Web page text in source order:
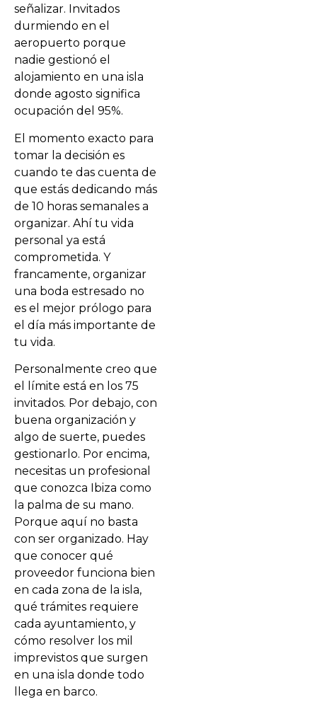
señalizar. Invitados
durmiendo en el
aeropuerto porque
nadie gestionó el
alojamiento en una isla
donde agosto significa
ocupación del 95%.
El momento exacto para
tomar la decisión es
cuando te das cuenta de
que estás dedicando más
de 10 horas semanales a
organizar. Ahí tu vida
personal ya está
comprometida. Y
francamente, organizar
una boda estresado no
es el mejor prólogo para
el día más importante de
tu vida.
Personalmente creo que
el límite está en los 75
invitados. Por debajo, con
buena organización y
algo de suerte, puedes
gestionarlo. Por encima,
necesitas un profesional
que conozca Ibiza como
la palma de su mano.
Porque aquí no basta
con ser organizado. Hay
que conocer qué
proveedor funciona bien
en cada zona de la isla,
qué trámites requiere
cada ayuntamiento, y
cómo resolver los mil
imprevistos que surgen
en una isla donde todo
llega en barco.